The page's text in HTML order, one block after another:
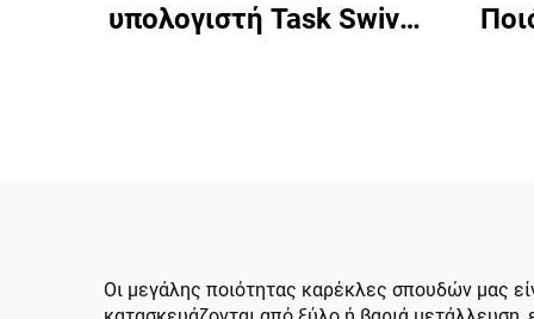
υπολογιστή Task Swivel
Οι μεγάλης ποιότητας καρέκλες σπουδών μας